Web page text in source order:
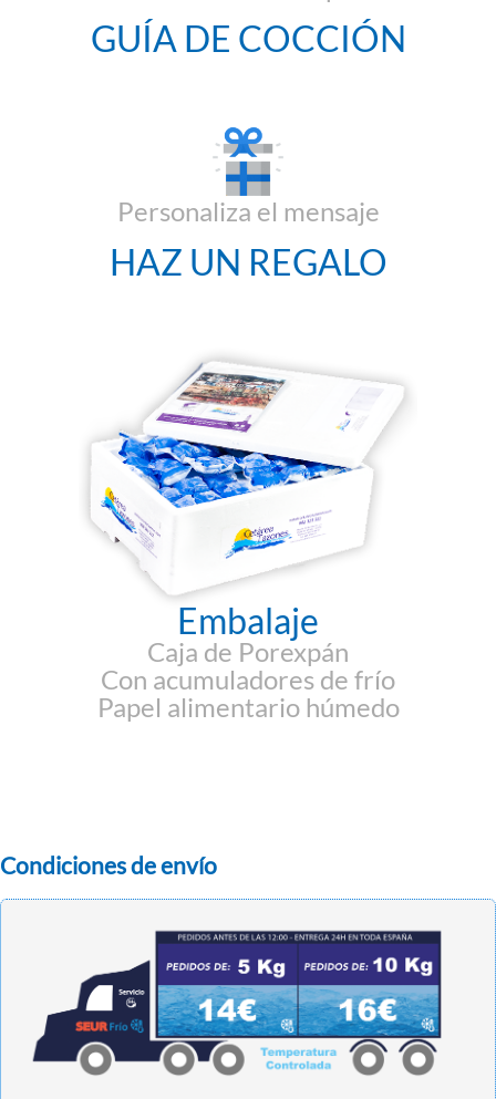
GUÍA DE COCCIÓN
Personaliza el mensaje
HAZ UN REGALO
Embalaje
Caja de Porexpán
Con acumuladores de frío
Papel alimentario húmedo
Condiciones de envío